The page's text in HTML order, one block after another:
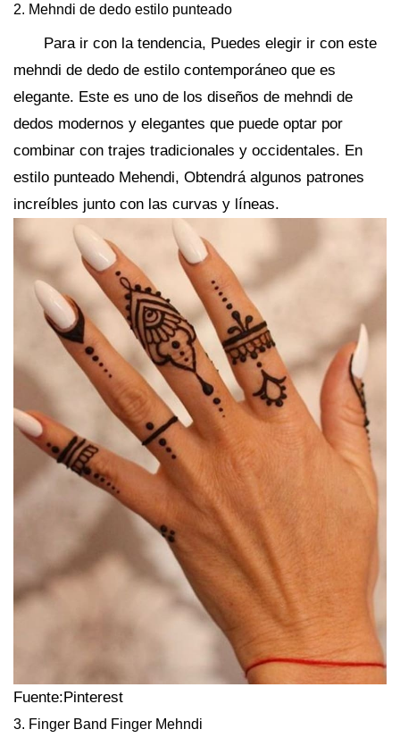
2. Mehndi de dedo estilo punteado
Para ir con la tendencia, Puedes elegir ir con este
mehndi de dedo de estilo contemporáneo que es
elegante. Este es uno de los diseños de mehndi de
dedos modernos y elegantes que puede optar por
combinar con trajes tradicionales y occidentales. En
estilo punteado Mehendi, Obtendrá algunos patrones
increíbles junto con las curvas y líneas.
Fuente:Pinterest
3. Finger Band Finger Mehndi